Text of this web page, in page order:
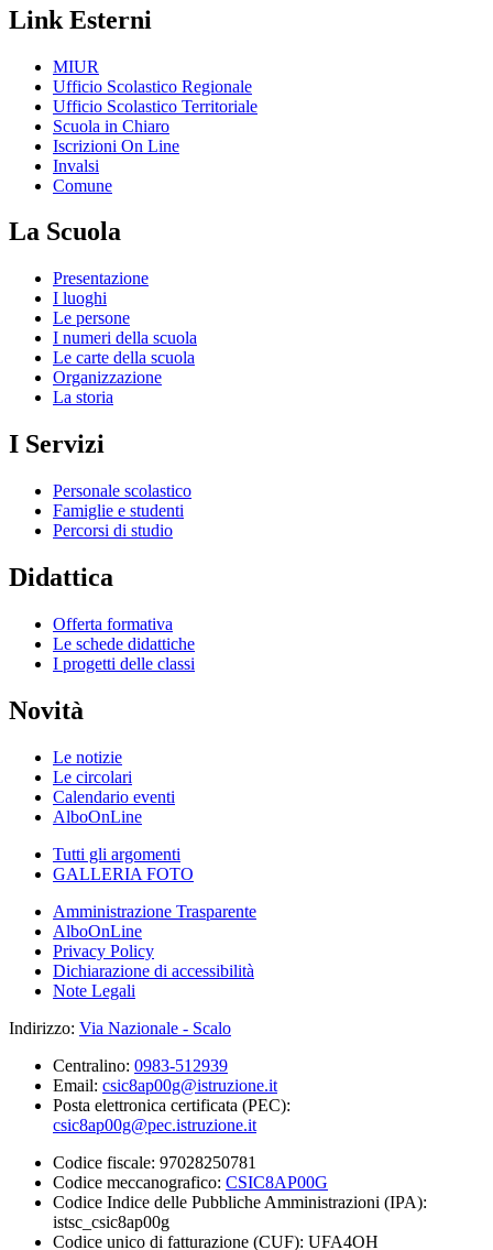
Link Esterni
MIUR
Ufficio Scolastico Regionale
Ufficio Scolastico Territoriale
Scuola in Chiaro
Iscrizioni On Line
Invalsi
Comune
La Scuola
Presentazione
I luoghi
Le persone
I numeri della scuola
Le carte della scuola
Organizzazione
La storia
I Servizi
Personale scolastico
Famiglie e studenti
Percorsi di studio
Didattica
Offerta formativa
Le schede didattiche
I progetti delle classi
Novità
Le notizie
Le circolari
Calendario eventi
AlboOnLine
Tutti gli argomenti
GALLERIA FOTO
Amministrazione Trasparente
AlboOnLine
Privacy Policy
Dichiarazione di accessibilità
Note Legali
Indirizzo: Via Nazionale - Scalo
Centralino: 0983-512939
Email: csic8ap00g@istruzione.it
Posta elettronica certificata (PEC):
csic8ap00g@pec.istruzione.it
Codice fiscale: 97028250781
Codice meccanografico: CSIC8AP00G
Codice Indice delle Pubbliche Amministrazioni (IPA):
istsc_csic8ap00g
Codice unico di fatturazione (CUF): UFA4OH